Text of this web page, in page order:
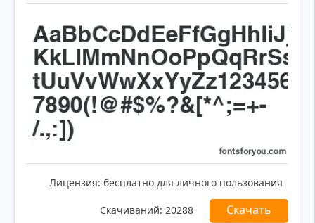
Лицензия: бесплатно для личного пользования
Скачиваний: 20288 Скачать